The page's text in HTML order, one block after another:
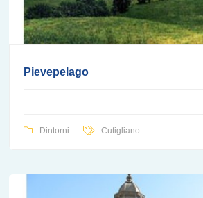
Pievepelago
Dintorni Cutigliano